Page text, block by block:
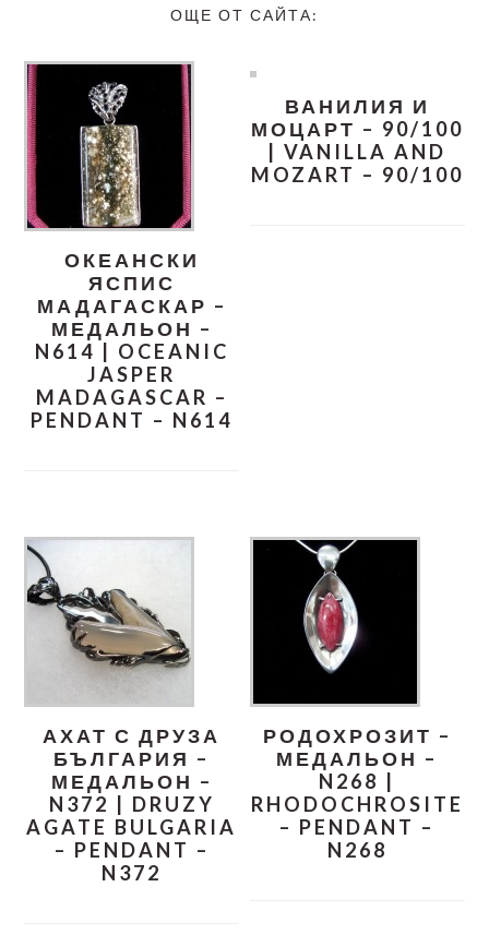
ОЩЕ ОТ САЙТА:
ОКЕАНСКИ
ЯСПИС
МАДАГАСКАР –
МЕДАЛЬОН –
N614 | OCEANIC
JASPER
MADAGASCAR –
PENDANT – N614
ВАНИЛИЯ И
МОЦАРТ – 90/100
| VANILLA AND
MOZART – 90/100
АХАТ С ДРУЗА
БЪЛГАРИЯ –
МЕДАЛЬОН –
N372 | DRUZY
AGATE BULGARIA
– PENDANT –
N372
РОДОХРОЗИТ –
МЕДАЛЬОН –
N268 |
RHODOCHROSITE
– PENDANT –
N268